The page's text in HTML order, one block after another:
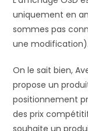
uniquement en
sommes pas
une modification).
On le sait bien,
propose un
positionnement
des prix
souhaite un